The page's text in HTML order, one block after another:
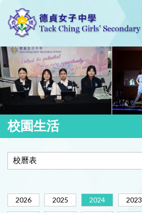
校園生活
2026 2025 2024 2023